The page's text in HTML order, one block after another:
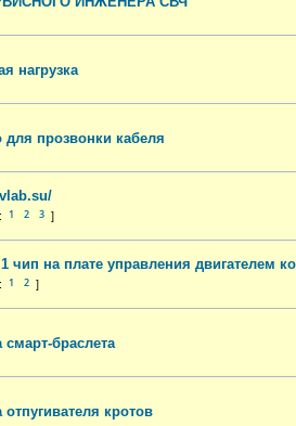
нагрузка
для прозвонки кабеля
1 2 3
чип на плате управления двигателем
1 2
смарт-браслета
отпугивателя кротов